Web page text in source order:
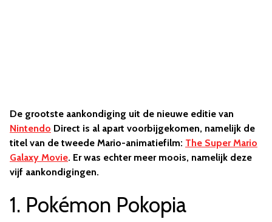
De grootste aankondiging uit de nieuwe editie van
Nintendo Direct is al apart voorbijgekomen, namelijk de
titel van de tweede Mario-animatiefilm: The Super Mario
Galaxy Movie. Er was echter meer moois, namelijk deze
vijf aankondigingen.
1. Pokémon Pokopia